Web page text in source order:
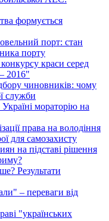
формується
порт: стан
порту
краси серед
2016"
чиновників: чому
служби
мораторію на
права на володіння
для самозахисту
на підставі рішення
Результати
– переваги від
"українських